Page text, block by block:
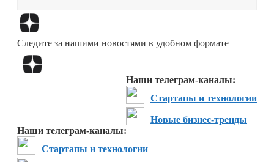
Следите за нашими новостями в удобном формате
Наши телеграм-каналы:
Стартапы и технологии
Новые бизнес-тренды
Наши телеграм-каналы:
Стартапы и технологии